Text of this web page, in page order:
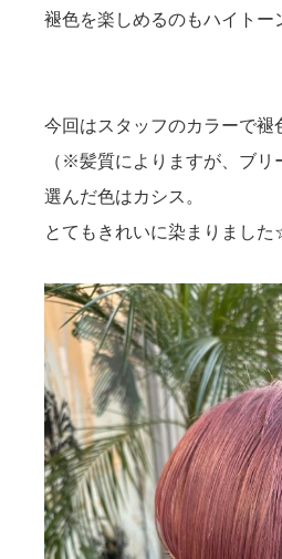
褪色を楽しめるのもハイトー
今回はスタッフのカラーで褪
（※髪質によりますが、ブリ
選んだ色はカシス。
とてもきれいに染まりまし